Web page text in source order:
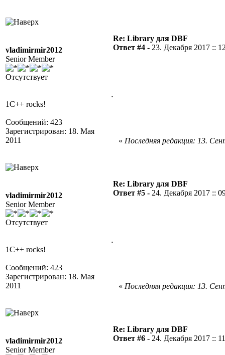
vladimirmir2012
Senior Member
Отсутствует
1C++ rocks!
Сообщений: 423
Зарегистрирован: 18. Мая
2011
Re: Library для DBF
Ответ #4 - 23. Декабря 2017 ::
.
« Последняя редакция: 13.
vladimirmir2012
Senior Member
Отсутствует
1C++ rocks!
Сообщений: 423
Зарегистрирован: 18. Мая
2011
Re: Library для DBF
Ответ #5 - 24. Декабря 2017 ::
.
« Последняя редакция: 13.
vladimirmir2012
Senior Member
Re: Library для DBF
Ответ #6 - 24. Декабря 2017 ::